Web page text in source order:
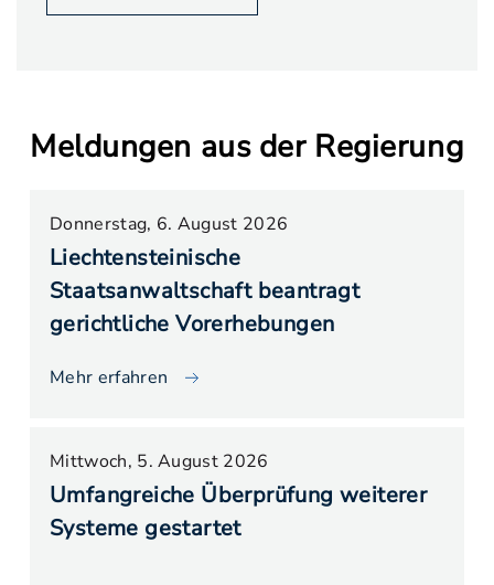
Meldungen aus der Regierung
Donnerstag, 6. August 2026
Liechtensteinische
Staatsanwaltschaft beantragt
gerichtliche Vorerhebungen
Mehr erfahren
Mittwoch, 5. August 2026
Umfangreiche Überprüfung weiterer
Systeme gestartet